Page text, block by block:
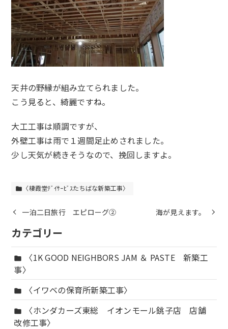
天井の野縁が組み立てられました。
こう見ると、綺麗ですね。
大工工事は順調ですが、
外壁工事は雨で１週間足止めされました。
少し天気が続きそうなので、挽回しますよ。
folder 〈棲霞堂ﾃﾞｲｻｰﾋﾞｽたちばな新築工事〉
一泊二日旅行 エピローグ② 海が見えます。
カテゴリー
folder
〈1K GOOD NEIGHBORS JAM ＆ PASTE 新築工
事〉
folder 〈イワベの保育所新築工事〉
folder
〈ホンダカーズ東総 イオンモール銚子店 店舗
改修工事〉